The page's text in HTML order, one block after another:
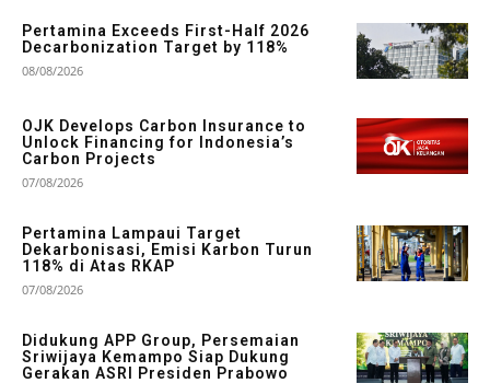
Pertamina Exceeds First-Half 2026
Decarbonization Target by 118%
08/08/2026
OJK Develops Carbon Insurance to
Unlock Financing for Indonesia’s
Carbon Projects
07/08/2026
Pertamina Lampaui Target
Dekarbonisasi, Emisi Karbon Turun
118% di Atas RKAP
07/08/2026
Didukung APP Group, Persemaian
Sriwijaya Kemampo Siap Dukung
Gerakan ASRI Presiden Prabowo